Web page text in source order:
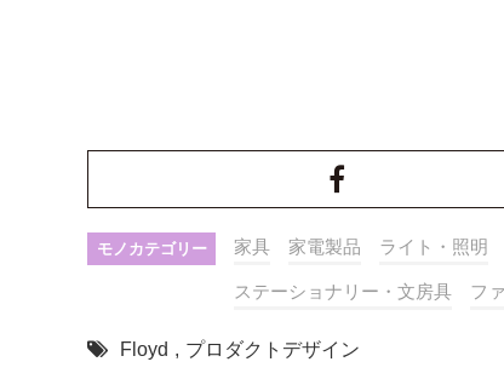
モノカテゴリー 家具 家電製品 ライト・照明
ステーショナリー・文房具 フ
Floyd , プロダクトデザイン